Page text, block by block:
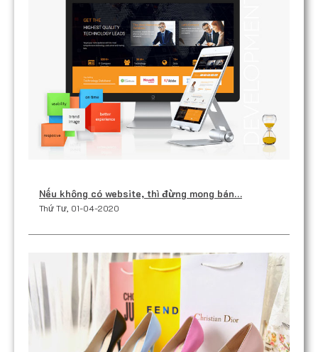
Nếu không có website, thì đừng mong bán…
Thứ Tư, 01-04-2020